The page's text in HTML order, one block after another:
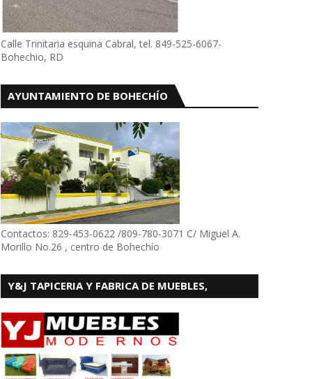
Calle Trinitaria esquina Cabral, tel. 849-525-6067-
Bohechio, RD
AYUNTAMIENTO DE BOHECHÍO
Contactos: 829-453-0622 /809-780-3071 C/ Miguel A.
Morillo No.26 , centro de Bohechío
Y&J TAPICERIA Y FABRICA DE MUEBLES,